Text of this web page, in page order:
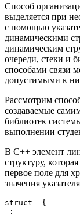
Способ
выделяется при
с помощью
динамическими
динамическим
очереди, стеки и
способами связи
допустимыми к
Рассмотрим
создаваемые
библиотек
выполнении
В С++ элемент
структуру,
первое поле для
значения
struct  {
;